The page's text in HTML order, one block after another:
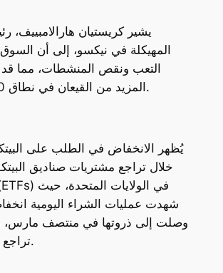
يشير كريستيان هارالامبييف،
المهيكلة في نيكسو، إلى أن
التعب ونقص المنشطات، مما قد
المزيد من القيعان في نطاق 50,000 دولار.
يُظهر الانخفاض في الطلب على
خلال تراجع مشتريات صناديق
شهدت عمليات الشراء اليومية
وصلت إلى ذروتها في منتصف مارس،
تراجع الثقة بالسوق.